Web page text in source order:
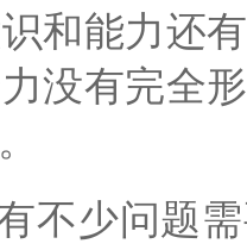
和能力还
没有完全
不少问题